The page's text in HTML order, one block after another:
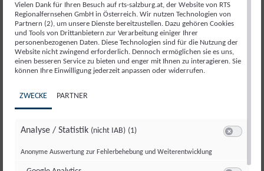
AUFATMEN IN ABTENAU: DIE
Vielen Dank für Ihren Besuch auf rts-salzburg.at, der Website von RTS
Regionalfernsehen GmbH in Österreich. Wir nutzen Technologien von
Partnern (2), um unsere Dienste bereitzustellen. Dazu gehören Cookies
und Tools von Drittanbietern zur Verarbeitung einiger Ihrer
personenbezogenen Daten. Diese Technologien sind für die Nutzung der
Website nicht zwingend erforderlich. Dennoch ermöglichen sie es uns,
einen besseren Service zu bieten und enger mit Ihnen zu interagieren. Sie
können Ihre Einwilligung jederzeit anpassen oder widerrufen.
ZWECKE PARTNER
Analyse / Statistik (nicht IAB) (1)
Anonyme Auswertung zur Fehlerbehebung und Weiterentwicklung